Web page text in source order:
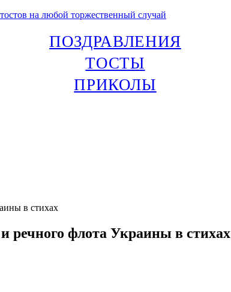
на любой торжественный случай
ПОЗДРАВЛЕНИЯ
ТОСТЫ
ПРИКОЛЫ
в стихах
речного флота Украины в стихах